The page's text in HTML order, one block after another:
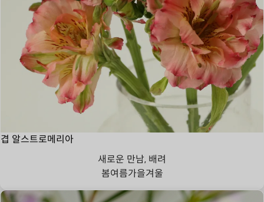
겹 알스트로메리아
새로운 만남, 배려
봄여름가을겨울